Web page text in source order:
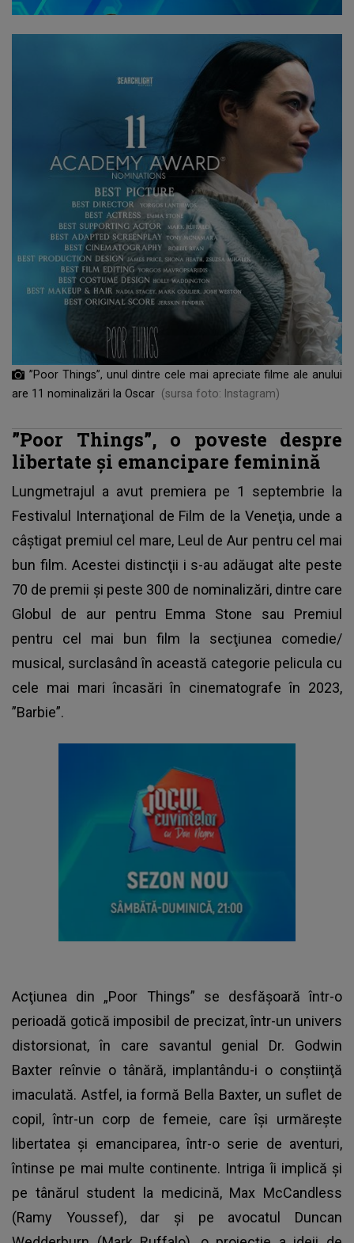
”Poor Things”, unul dintre cele mai apreciate filme ale anului
are 11 nominalizări la Oscar (sursa foto: Instagram)
”Poor Things”, o poveste despre
libertate şi emancipare feminină
Lungmetrajul a avut premiera pe 1 septembrie la
Festivalul Internaţional de Film de la Veneţia, unde a
câştigat premiul cel mare, Leul de Aur pentru cel mai
bun film. Acestei distincţii i s-au adăugat alte peste
70 de premii şi peste 300 de nominalizări, dintre care
Globul de aur pentru Emma Stone sau Premiul
pentru cel mai bun film la secţiunea comedie/
musical, surclasând în această categorie pelicula cu
cele mai mari încasări în cinematografe în 2023,
”Barbie”.
Acţiunea din „Poor Things” se desfăşoară într-o
perioadă gotică imposibil de precizat, într-un univers
distorsionat, în care savantul genial Dr. Godwin
Baxter reînvie o tânără, implantându-i o conştiinţă
imaculată. Astfel, ia formă Bella Baxter, un suflet de
copil, într-un corp de femeie, care îşi urmăreşte
libertatea şi emanciparea, într-o serie de aventuri,
întinse pe mai multe continente. Intriga îi implică şi
pe tânărul student la medicină, Max McCandless
(Ramy Youssef), dar şi pe avocatul Duncan